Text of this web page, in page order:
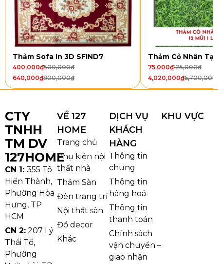
Thảm Tấm Văn Phòng GK101-3
Ưu điểm nổi bật của Thảm Tấm Văn
Phòng GK101-3
Thiết kế hiện đại, dễ ứng dụng
Thảm sở hữu kiểu dáng tối giản cùng gam màu
trung tính, dễ dàng kết hợp với nhiều phong cách
nội thất văn phòng khác nhau. Sản phẩm giúp
không gian làm việc trở nên chuyên nghiệp, gọn
gàng và đồng bộ hơn.
Thảm Sofa In 3D SFIND7
500,000₫
400,000₫
800,000₫
640,000₫
Thảm Cỏ Nhân
125,000₫
75,000₫
6,700,000
4,020,000₫
CTY
TNHH
TM DV
127HOME
CN 1: 355 Tô
Hiến Thành,
Phường Hòa
Hưng, TP
HCM
CN 2: 207 Lý
Thái Tổ,
Phường
VỀ 127
HOME
Trang chủ
Phụ kiện nội
thất nhà
Thảm Sàn
Đèn trang trí
Nội thất sàn
Đồ decor
Khác
DỊCH VỤ
KHÁCH
HÀNG
Thông tin
chung
Thông tin
hàng hoá
Thông tin
thanh toán
Chính sách
vận chuyển –
giao nhận
KHU VỰC